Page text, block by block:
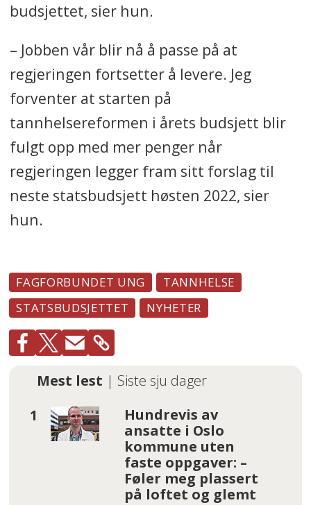
budsjettet, sier hun.
– Jobben vår blir nå å passe på at
regjeringen fortsetter å levere. Jeg
forventer at starten på
tannhelsereformen i årets budsjett blir
fulgt opp med mer penger når
regjeringen legger fram sitt forslag til
neste statsbudsjett høsten 2022, sier
hun.
FAGFORBUNDET UNG
TANNHELSE
STATSBUDSJETTET
NYHETER
Mest lest | Siste sju dager
Hundrevis av
ansatte i Oslo
kommune uten
faste oppgaver: –
Føler meg plassert
på loftet og glemt